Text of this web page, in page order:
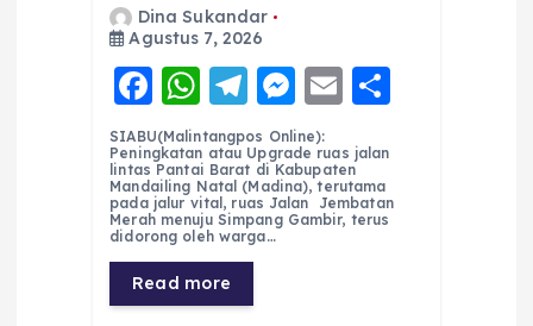
Dina Sukandar
Agustus 7, 2026
F
a
c
e
b
o
o
W
h
a
ts
A
p
p
T
el
e
g
r
a
m
M
e
ss
e
n
E
ai
l
re
SIABU(Malintangpos Online):
Peningkatan atau Upgrade ruas jalan
lintas Pantai Barat di Kabupaten
Mandailing Natal (Madina), terutama
pada jalur vital, ruas Jalan Jembatan
Merah menuju Simpang Gambir, terus
didorong oleh warga…
Read more